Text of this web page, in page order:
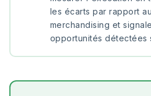
les écarts par rapport
merchandising et
opportunités détectées